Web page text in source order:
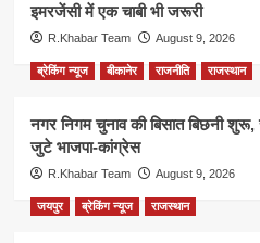
इमरजेंसी में एक चाबी भी जरूरी
R.Khabar Team August 9, 2026
ब्रेकिंग न्यूज बीकानेर राजनीति राजस्थान
नगर निगम चुनाव की बिसात बिछनी
जुटे भाजपा-कांग्रेस
R.Khabar Team August 9, 2026
जयपुर ब्रेकिंग न्यूज राजस्थान